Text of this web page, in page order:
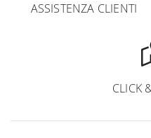
ASSISTENZA CLIENTI
CLICK